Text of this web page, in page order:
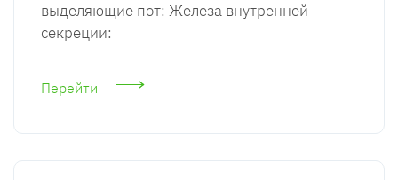
выделяющие пот: Железа внутренней
секреции:
Перейти